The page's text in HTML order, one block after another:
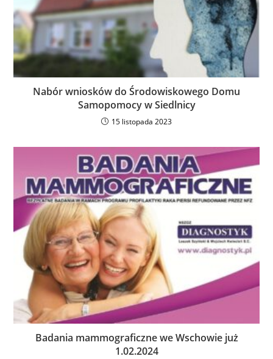
Nabór wniosków do Środowiskowego Domu
Samopomocy w Siedlnicy
15 listopada 2023
Badania mammograficzne we Wschowie już
1.02.2024